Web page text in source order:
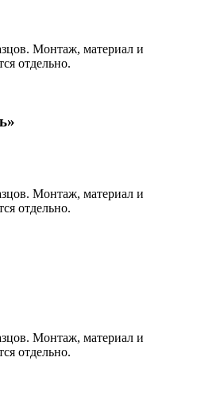
Монтаж, материал и
отдельно.
Монтаж, материал и
отдельно.
Монтаж, материал и
отдельно.